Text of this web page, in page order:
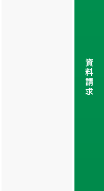
資
料
請
求